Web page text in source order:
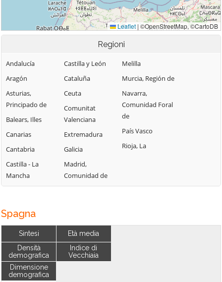
Regioni
Andalucía
Aragón
Asturias,
Principado de
Balears, Illes
Canarias
Cantabria
Castilla - La
Mancha
Castilla y León
Cataluña
Ceuta
Comunitat
Valenciana
Extremadura
Galicia
Madrid,
Comunidad de
Melilla
Murcia, Región de
Navarra,
Comunidad Foral
de
País Vasco
Rioja, La
Spagna
Sintesi
Densità
demografica
Dimensione
demografica
Età media
Indice di
Vecchiaia